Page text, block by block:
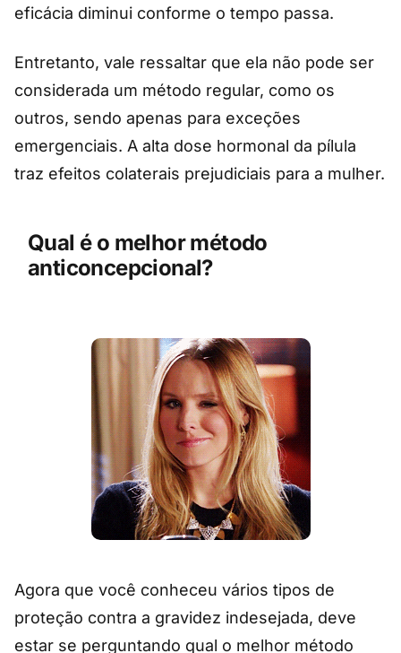
eficácia diminui conforme o tempo passa.
Entretanto, vale ressaltar que ela não pode ser
considerada um método regular, como os
outros, sendo apenas para exceções
emergenciais. A alta dose hormonal da pílula
traz efeitos colaterais prejudiciais para a mulher.
Qual é o melhor método
anticoncepcional?
Agora que você conheceu vários tipos de
proteção contra a gravidez indesejada, deve
estar se perguntando qual o melhor método